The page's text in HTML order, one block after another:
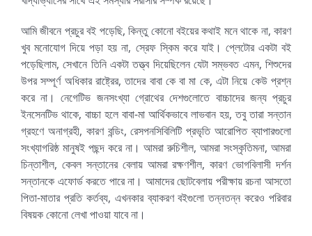
আমি জীবনে প্রচুর বই পড়েছি, কিন্তু কোনো বইয়ের কথাই মনে থাকে না, কারণ
খুব মনোযোগ দিয়ে পড়া হয় না, স্রেফ স্কিম করে যাই। প্লেটোর একটা বই
পড়েছিলাম, সেখানে তিনি একটা তত্ত্ব দিয়েছিলেন যেটা সম্ভবত এমন, শিশুদের
উপর সম্পূর্ণ অধিকার রাষ্ট্রের, তাদের বাবা কে বা মা কে, এটা নিয়ে কেউ প্রশ্ন
করে না। নেগেটিভ জনসংখ্যা গ্রোথের দেশগুলোতে বাচ্চাদের জন্য প্রচুর
ইনসেনটিভ থাকে, বাচ্চা হলে বাবা-মা আর্থিকভাবে লাভবান হয়, তবু তারা সন্তান
গ্রহণে অনাগ্রহী, কারণ বন্ডিং, রেসপনসিবিলিটি প্রভৃতি আরোপিত ব্যাপারগুলো
সংখ্যাগরিষ্ঠ মানুষই পছন্দ করে না। আমরা রুচিশীল, আমরা সংস্কৃতিমনা, আমরা
চিন্তাশীল, কেবল সন্তানের বেলায় আমরা রক্ষণশীল, কারণ ভোগবিলাসী দর্শন
সন্তানকে এফোর্ড করতে পারে না। আমাদের ছোটবেলায় পরীক্ষায় রচনা আসতো
পিতা-মাতার প্রতি কর্তব্য, এখনকার ব্যাকরণ বইগুলো তন্নতন্ন করেও পরিবার
বিষয়ক কোনো লেখা পাওয়া যাবে না।